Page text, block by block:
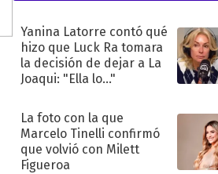
Yanina Latorre contó qué
hizo que Luck Ra tomara
la decisión de dejar a La
Joaqui: "Ella lo..."
La foto con la que
Marcelo Tinelli confirmó
que volvió con Milett
Figueroa